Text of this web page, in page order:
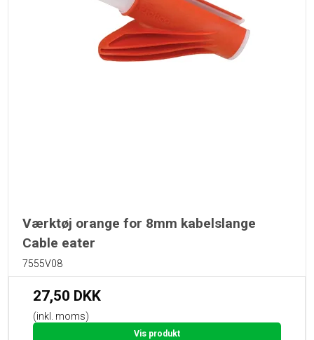
Værktøj orange for 8mm kabelslange
Cable eater
7555V08
27,50 DKK
(inkl. moms)
Vis produkt